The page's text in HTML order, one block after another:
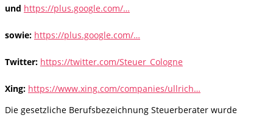
und https://plus.google.com/…
sowie: https://plus.google.com/…
Twitter: https://twitter.com/Steuer_Cologne
Xing: https://www.xing.com/companies/ullrich…
Die gesetzliche Berufsbezeichnung Steuerberater wurde